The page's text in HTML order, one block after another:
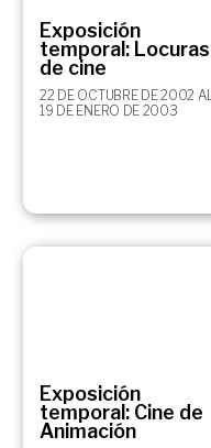
Exposición
temporal: Locuras
de cine
22 DE OCTUBRE DE 2002 AL
19 DE ENERO DE 2003
Exposición
temporal: Cine de
Animación